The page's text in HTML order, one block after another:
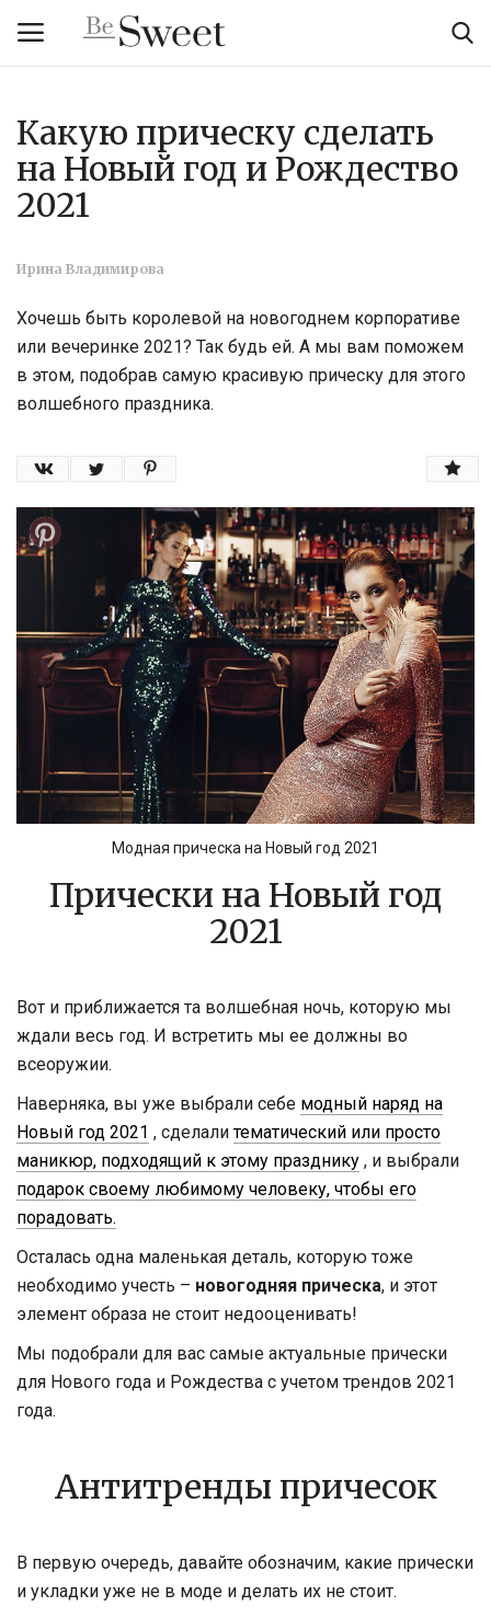
Вход Регистрация
Главная
Мода
Красота
Стиль жизни
Какую прическу сделать
на Новый год и Рождество
2021
Ирина Владимирова
Хочешь быть королевой на новогоднем корпоративе
или вечеринке 2021? Так будь ей. А мы вам поможем
в этом, подобрав самую красивую прическу для этого
волшебного праздника.
Модная прическа на Новый год 2021
Прически на Новый год
2021
Вот и приближается та волшебная ночь, которую мы
ждали весь год. И встретить мы ее должны во
всеоружии.
Наверняка, вы уже выбрали себе модный наряд на
Новый год 2021 , сделалитематический или просто
маникюр, подходящий к этому празднику , и выбрали
подарок своему любимому человеку, чтобы его
порадовать.
Осталась одна маленькая деталь, которую тоже
необходимо учесть – новогодняя прическа, и этот
элемент образа не стоит недооценивать!
Мы подобрали для вас самые актуальные прически
для Нового года и Рождества с учетом трендов 2021
года.
Антитренды причесок
В первую очередь, давайте обозначим, какие прически
и укладки уже не в моде и делать их не стоит.